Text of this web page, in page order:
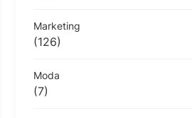
Marketing
(126)
Moda
(7)